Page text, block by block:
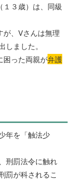
１３歳）は、同級
が、Vさんは無理
しました。
困った両親が弁護
年を「触法少
刑罰法令に触れ
罰が科されるこ